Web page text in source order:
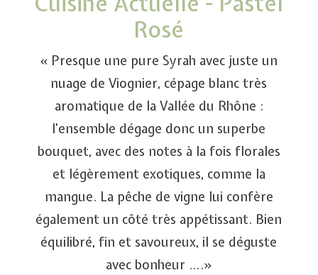
Rosé
« Presque une pure Syrah avec juste un
nuage de Viognier, cépage blanc très
aromatique de la Vallée du Rhône :
l’ensemble dégage donc un superbe
bouquet, avec des notes à la fois florales
et légèrement exotiques, comme la
mangue. La pêche de vigne lui confère
également un côté très appétissant. Bien
équilibré, fin et savoureux, il se déguste
avec bonheur ….»